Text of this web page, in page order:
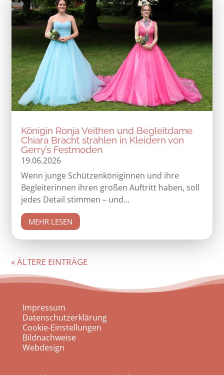
Königin Ronja Veithen und Begleitdame
Chiara Bracht strahlen in Kleidern von
Gerry’s Festmoden
19.06.2026
Wenn junge Schützenköniginnen und ihre
Begleiterinnen ihren großen Auftritt haben, soll
jedes Detail stimmen – und...
MEHR LESEN
« ÄLTERE EINTRÄGE
Impressum
Datenschutzerklärung
Cookie-Einstellungen
Bildnachweise
Webdesign